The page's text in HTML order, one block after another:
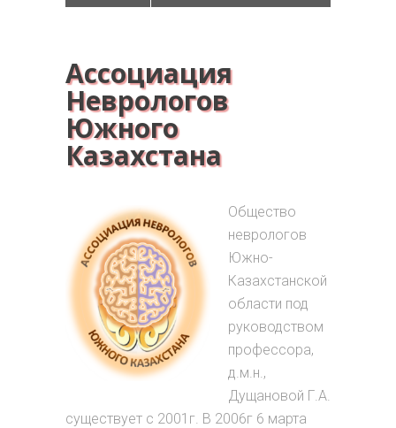
Ассоциация
Неврологов
Южного
Казахстана
Общество
неврологов
Южно-
Казахстанской
области под
руководством
профессора,
д.м.н.,
Дущановой Г.А.
существует с 2001г. В 2006г 6 марта